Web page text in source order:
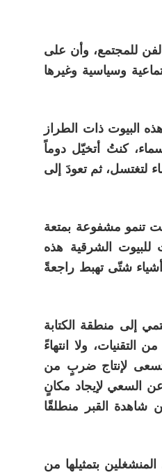
للمجتمع، وأن على
وسياسية وغيرها
البيوت ذات الطراز
كنتُ أتخيّل دوماً
لتغتسل، ثم تعودَ إلى
تنمو مشفوعة بمتعة
للبيوت الشرقية هذه
أشياء شتّى تهبط راجعةً
إلى منطقة الكتابة
التقنيات، ولا انتهاءً
لإنتاج ضربٍ من
السعي لإيجاد مكانٍ
شاهدة القبر منطلقًا
بتمثيلها من